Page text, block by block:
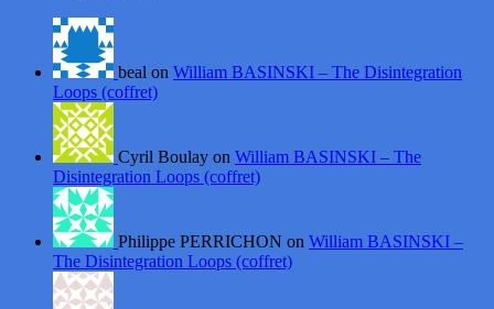
beal on William BASINSKI – The Disintegration
Loops (coffret)
Cyril Boulay on William BASINSKI – The
Disintegration Loops (coffret)
Philippe PERRICHON on William BASINSKI –
The Disintegration Loops (coffret)